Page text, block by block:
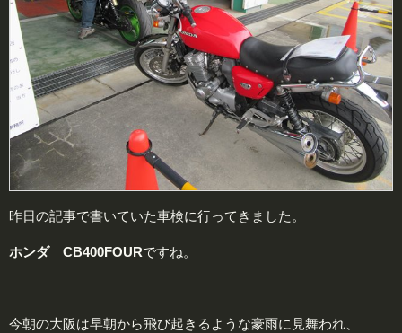
昨日の記事で書いていた車検に行ってきました。
ホンダ CB400FOURですね。
今朝の大阪は早朝から飛び起きるような豪雨に見舞われ、